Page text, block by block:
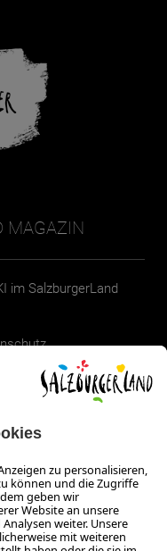
MAGAZIN
im SalzburgerLand
Magazin